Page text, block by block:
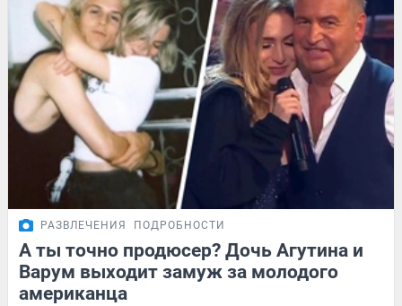
РАЗВЛЕЧЕНИЯ ПОДРОБНОСТИ
А ты точно продюсер? Дочь Агутина и
Варум выходит замуж за молодого
американца